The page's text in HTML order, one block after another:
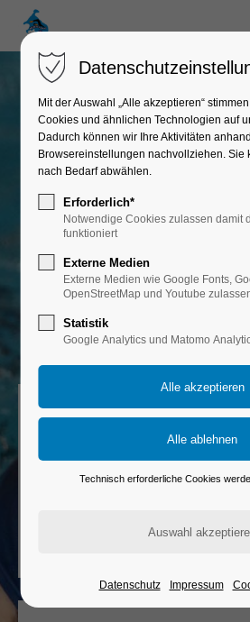
Schwimmkurse in
Seepferdchenkurse
Schwimmen lernen und Schwimmabzeichen
"Bronze", "Silber" &
Frühschwimmer Seepferdchen
Tauchen im schultertiefem Wasser
Mit der Auswahl „Alle akzeptieren“
Cookies und ähnlichen Technologien auf
Dadurch können wir Ihre Aktivitäten
Browsereinstellungen nachvollziehen. Sie
nach Bedarf abwählen.
Erforderlich*
Notwendige Cookies zulassen damit
funktioniert
Externe Medien
Externe Medien wie Google Fonts,
OpenStreetMap und Youtube
Statistik
Google Analytics und Matomo
Technisch erforderliche Cookies
Datenschutz Impressum